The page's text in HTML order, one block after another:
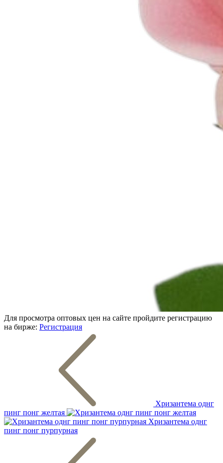
Для просмотра оптовых цен на сайте пройдите регистрацию
на бирже: Регистрация
Хризантема однг
пинг понг желтая
Хризантема однг
пинг понг пурпурная